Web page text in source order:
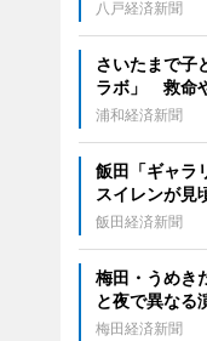
八戸経済新聞
さいたまで子
ラボ」 救命
浦和経済新聞
飯田「ギャラ
スイレンが見
飯田経済新聞
梅田・うめき
と夜で異なる
梅田経済新聞